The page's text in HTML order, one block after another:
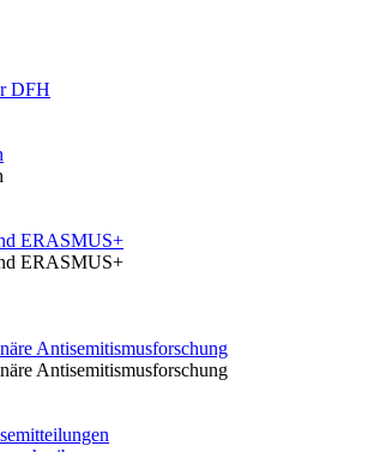
DFH
ERASMUS+
ERASMUS+
Antisemitismusforschung
Antisemitismusforschung